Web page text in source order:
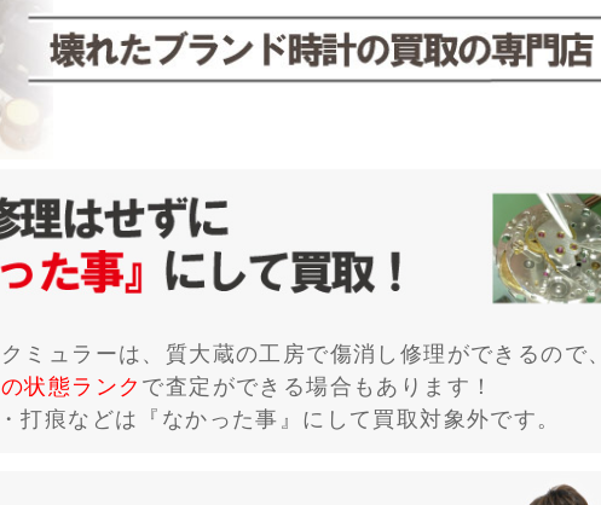
ミュラーは、質大蔵の工房で傷消し修理ができるので、
状態ランク で査定ができる場合もあります！
打痕などは『なかった事』にして買取対象外です。